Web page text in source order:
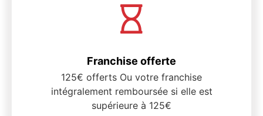
Franchise offerte
125€ offerts Ou votre franchise
intégralement remboursée si elle est
supérieure à 125€